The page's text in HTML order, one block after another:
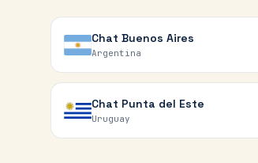
Chat Buenos Aires
Argentina
Chat Punta del Este
Uruguay